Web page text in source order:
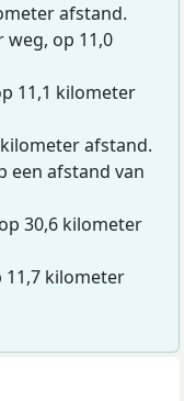
afstand.
op 11,0
11,1 kilometer
afstand.
een afstand van
30,6 kilometer
11,7 kilometer